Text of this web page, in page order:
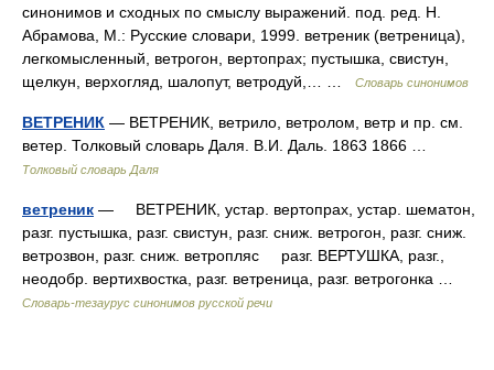
синонимов и сходных по смыслу выражений. под. ред. Н.
Абрамова, М.: Русские словари, 1999. ветреник (ветреница),
легкомысленный, ветрогон, вертопрах; пустышка, свистун,
щелкун, верхогляд, шалопут, ветродуй,… …
Словарь синонимов
ВЕТРЕНИК — ВЕТРЕНИК, ветрило, ветролом, ветр и пр. см.
ветер. Толковый словарь Даля. В.И. Даль. 1863 1866 …
Толковый словарь Даля
ветреник — ВЕТРЕНИК, устар. вертопрах, устар. шематон,
разг. пустышка, разг. свистун, разг. сниж. ветрогон, разг. сниж.
ветрозвон, разг. сниж. ветропляс разг. ВЕРТУШКА, разг.,
неодобр. вертихвостка, разг. ветреница, разг. ветрогонка …
Словарь-тезаурус синонимов русской речи